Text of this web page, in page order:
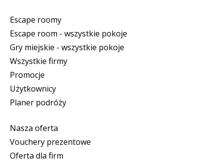
Escape roomy
Escape room - wszystkie pokoje
Gry miejskie - wszystkie pokoje
Wszystkie firmy
Promocje
Użytkownicy
Planer podróży
Nasza oferta
Vouchery prezentowe
Oferta dla firm